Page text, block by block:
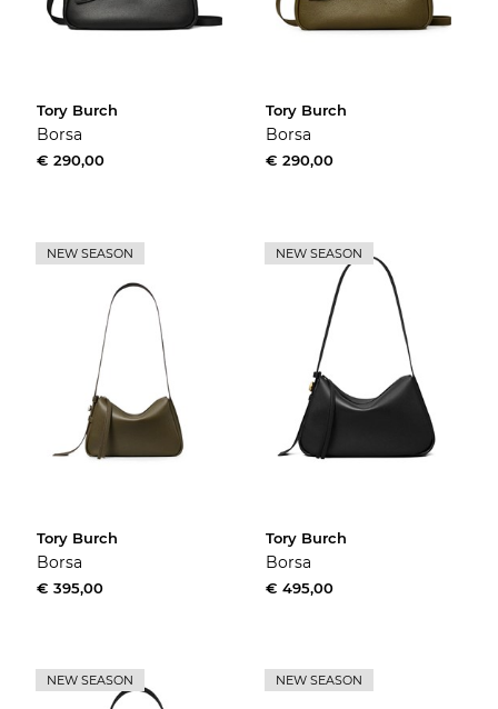
Tory Burch
Borsa
€ 290,00
Tory Burch
Borsa
€ 290,00
NEW SEASON
Tory Burch
Borsa
€ 395,00
NEW SEASON
Tory Burch
Borsa
€ 495,00
NEW SEASON NEW SEASON